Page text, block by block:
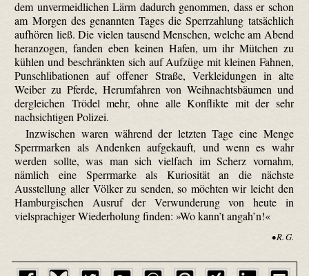
dem unvermeidlichen Lärm dadurch genommen, dass er schon
am Morgen des genannten Tages die Sperrzahlung tatsächlich
aufhören ließ. Die vielen tausend Menschen, welche am Abend
heranzogen, fanden eben keinen Hafen, um ihr Mütchen zu
kühlen und beschränkten sich auf Aufzüge mit kleinen Fahnen,
Punschlibationen auf offener Straße, Verkleidungen in alte
Weiber zu Pferde, Herumfahren von Weihnachtsbäumen und
dergleichen Trödel mehr, ohne alle Konflikte mit der sehr
nachsichtigen Polizei.
Inzwischen waren während der letzten Tage eine Menge
Sperrmarken als Andenken aufgekauft, und wenn es wahr
werden sollte, was man sich vielfach im Scherz vornahm,
nämlich eine Sperrmarke als Kuriosität an die nächste
Ausstellung aller Völker zu senden, so möchten wir leicht den
Hamburgischen Ausruf der Verwunderung von heute in
vielsprachiger Wiederholung finden: »Wo kann’t angah’n!«
• R. G.